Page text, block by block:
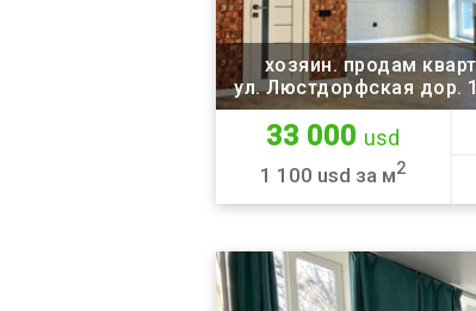
хозяин. продам
ул. Люстдорфская дор.
33 000 usd
1 100 usd за м2